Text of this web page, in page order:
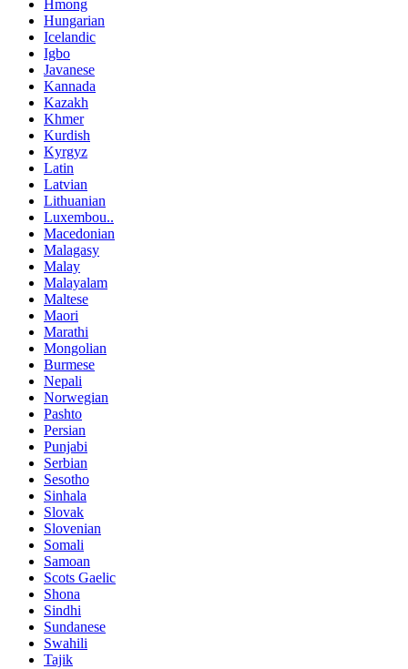
Hmong
Hungarian
Icelandic
Igbo
Javanese
Kannada
Kazakh
Khmer
Kurdish
Kyrgyz
Latin
Latvian
Lithuanian
Luxembou..
Macedonian
Malagasy
Malay
Malayalam
Maltese
Maori
Marathi
Mongolian
Burmese
Nepali
Norwegian
Pashto
Persian
Punjabi
Serbian
Sesotho
Sinhala
Slovak
Slovenian
Somali
Samoan
Scots Gaelic
Shona
Sindhi
Sundanese
Swahili
Tajik